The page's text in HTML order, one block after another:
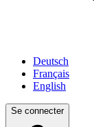
Deutsch
Français
English
Se connecter